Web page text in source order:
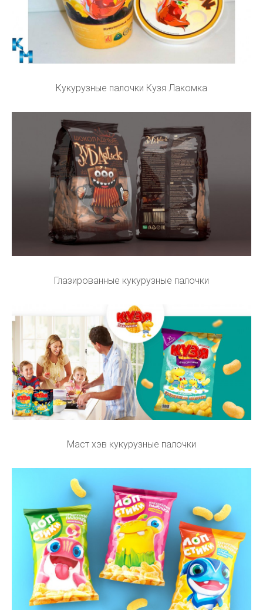
Кукурузные палочки Кузя Лакомка
Глазированные кукурузные палочки
Маст хэв кукурузные палочки